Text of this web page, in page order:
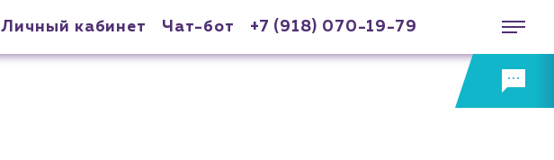
Личный кабинет Чат-бот +7 (918) 070-19-79